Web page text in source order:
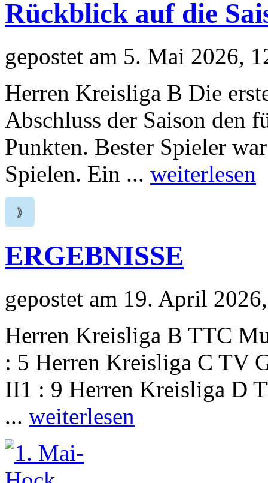
Rückblick auf die
gepostet am 5. Mai 2026,
Herren Kreisliga B Die
Abschluss der Saison den
Punkten. Bester Spieler
Spielen. Ein ... weiterlesen
ERGEBNISSE
gepostet am 19. April
Herren Kreisliga B TTC
: 5 Herren Kreisliga C TV
II1 : 9 Herren Kreisliga D
... weiterlesen